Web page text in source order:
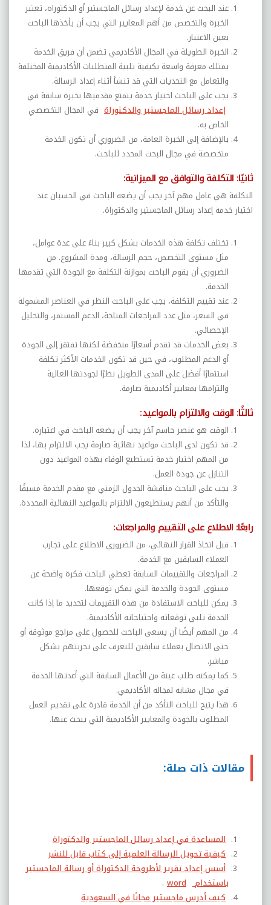
عند البحث عن خدمة لإعداد رسائل الماجستير أو الدكتوراه، تعتبر
الخبرة والتخصص من أهم المعايير التي يجب أن يأخذها الباحث
بعين الاعتبار.
الخبرة الطويلة في المجال الأكاديمي تضمن أن فريق الخدمة
يمتلك معرفة واسعة بكيفية تلبية المتطلبات الأكاديمية المختلفة
والتعامل مع التحديات التي قد تنشأ أثناء إعداد الرسالة.
يجب على الباحث اختيار خدمة يتمتع مقدميها بخبرة سابقة في
إعداد رسائل الماجستير والدكتوراة في المجال التخصصي
الخاص به.
بالإضافة إلى الخبرة العامة، من الضروري أن تكون الخدمة
متخصصة في مجال البحث المحدد للباحث.
ثانيًا: التكلفة والتوافق مع الميزانية:
التكلفة هي عامل مهم آخر يجب أن يضعه الباحث في الحسبان عند
اختيار خدمة إعداد رسائل الماجستير والدكتوراة.
تختلف تكلفة هذه الخدمات بشكل كبير بناءً على عدة عوامل،
مثل مستوى التخصص، حجم الرسالة، ومدة المشروع. من
الضروري أن يقوم الباحث بموازنة التكلفة مع الجودة التي تقدمها
الخدمة.
عند تقييم التكلفة، يجب على الباحث النظر في العناصر المشمولة
في السعر، مثل عدد المراجعات المتاحة، الدعم المستمر، والتحليل
الإحصائي.
بعض الخدمات قد تقدم أسعارًا منخفضة لكنها تفتقر إلى الجودة
أو الدعم المطلوب، في حين قد تكون الخدمات الأكثر تكلفة
استثمارًا أفضل على المدى الطويل نظرًا لجودتها العالية
والتزامها بمعايير أكاديمية صارمة.
ثالثًا: الوقت والالتزام بالمواعيد:
الوقت هو عنصر حاسم آخر يجب أن يضعه الباحث في اعتباره.
قد تكون لدى الباحث مواعيد نهائية صارمة يجب الالتزام بها، لذا
من المهم اختيار خدمة تستطيع الوفاء بهذه المواعيد دون
التنازل عن جودة العمل.
يجب على الباحث مناقشة الجدول الزمني مع مقدم الخدمة مسبقًا
والتأكد من أنهم يستطيعون الالتزام بالمواعيد النهائية المحددة.
رابعًا: الاطلاع على التقييم والمراجعات:
قبل اتخاذ القرار النهائي، من الضروري الاطلاع على تجارب
العملاء السابقين مع الخدمة.
المراجعات والتقييمات السابقة تعطي الباحث فكرة واضحة عن
مستوى الجودة والخدمة التي يمكن توقعها.
يمكن للباحث الاستفادة من هذه التقييمات لتحديد ما إذا كانت
الخدمة تلبي توقعاته واحتياجاته الأكاديمية.
من المهم أيضًا أن يسعى الباحث للحصول على مراجع موثوقة أو
حتى الاتصال بعملاء سابقين للتعرف على تجربتهم بشكل
مباشر.
كما يمكنه طلب عينة من الأعمال السابقة التي أعدتها الخدمة
في مجال مشابه لمجاله الأكاديمي.
هذا يتيح للباحث التأكد من أن الخدمة قادرة على تقديم العمل
المطلوب بالجودة والمعايير الأكاديمية التي يبحث عنها.
مقالات ذات صلة:
المساعدة في إعداد رسائل الماجستير والدكتوراة
كيفية تحويل الرسالة العلمية إلى كتاب قابل للنشر
أسس إعداد تقرير لأطروحة الدكتوراة أو رسالة الماجستير
باستخدام word
.
كيف أدرس ماجستير مجانًا في السعودية